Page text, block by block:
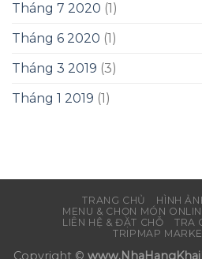
Tháng 7 2020 (1)
Tháng 6 2020 (1)
Tháng 3 2019 (3)
Tháng 1 2019 (1)
TRANG CHỦ
HÌNH
MENU & CHỌN MÓN
LIÊN HỆ & ĐẶT CHỖ
TRA
TRIPMAP
Copyright ©